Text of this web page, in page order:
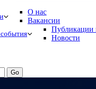
О нас
Вакансии
Новости